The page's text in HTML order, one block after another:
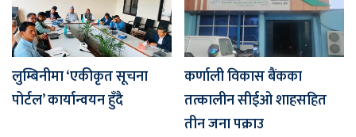
लुम्बिनीमा ‘एकीकृत सूचना
पोर्टल’ कार्यान्वयन हुँदै
कर्णाली विकास बैंकका
तत्कालीन सीईओ शाहसहित
तीन जना पक्राउ